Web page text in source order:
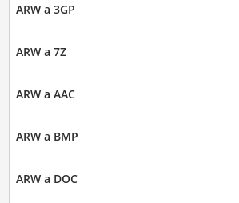
ARW a 3GP
ARW a 7Z
ARW a AAC
ARW a BMP
ARW a DOC